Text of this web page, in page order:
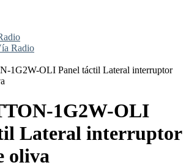
Radio
1G2W-OLI Panel táctil Lateral interruptor
1G2W-OLI
Lateral interruptor
oliva